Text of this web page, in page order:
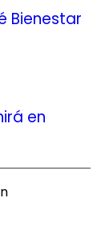
Bienestar
en